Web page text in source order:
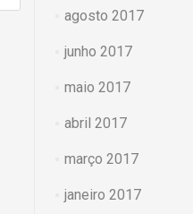
agosto 2017
junho 2017
maio 2017
abril 2017
março 2017
janeiro 2017